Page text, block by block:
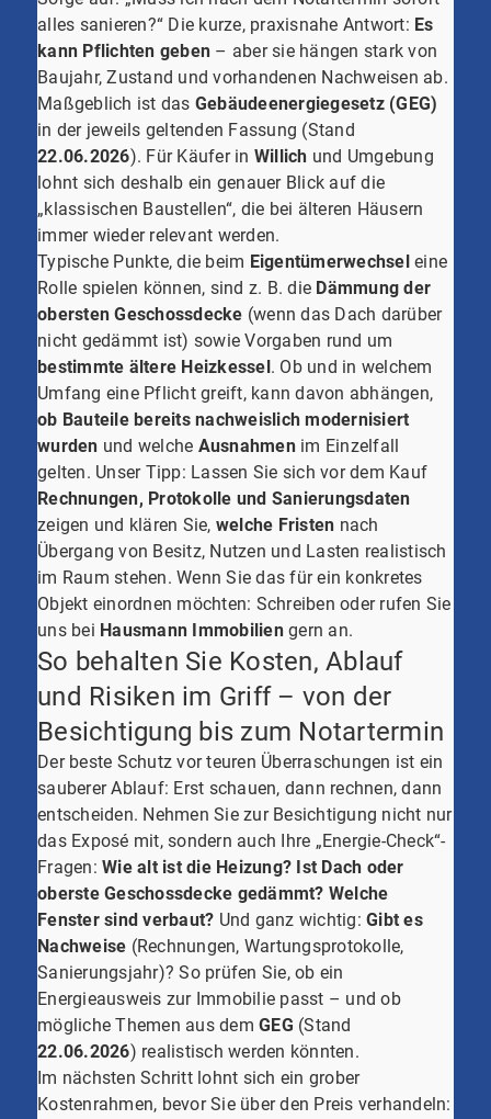
alles sanieren?“ Die kurze, praxisnahe Antwort: Es
kann Pflichten geben – aber sie hängen stark von
Baujahr, Zustand und vorhandenen Nachweisen ab.
Maßgeblich ist das Gebäudeenergiegesetz (GEG)
in der jeweils geltenden Fassung (Stand
22.06.2026). Für Käufer in Willich und Umgebung
lohnt sich deshalb ein genauer Blick auf die
„klassischen Baustellen“, die bei älteren Häusern
immer wieder relevant werden.
Typische Punkte, die beim Eigentümerwechsel eine
Rolle spielen können, sind z. B. die Dämmung der
obersten Geschossdecke (wenn das Dach darüber
nicht gedämmt ist) sowie Vorgaben rund um
bestimmte ältere Heizkessel . Ob und in welchem
Umfang eine Pflicht greift, kann davon abhängen,
ob Bauteile bereits nachweislich modernisiert
wurden und welche Ausnahmenim Einzelfall
gelten. Unser Tipp: Lassen Sie sich vor dem Kauf
Rechnungen, Protokolle und Sanierungsdaten
zeigen und klären Sie, welche Fristen nach
Übergang von Besitz, Nutzen und Lasten realistisch
im Raum stehen. Wenn Sie das für ein konkretes
Objekt einordnen möchten: Schreiben oder rufen Sie
uns bei Hausmann Immobiliengern an.
So behalten Sie Kosten, Ablauf
und Risiken im Griff – von der
Besichtigung bis zum Notartermin
Der beste Schutz vor teuren Überraschungen ist ein
sauberer Ablauf: Erst schauen, dann rechnen, dann
entscheiden. Nehmen Sie zur Besichtigung nicht nur
das Exposé mit, sondern auch Ihre „Energie-Check“-
Fragen:Wie alt ist die Heizung? Ist Dach oder
oberste Geschossdecke gedämmt? Welche
Fenster sind verbaut? Und ganz wichtig:Gibt es
Nachweise (Rechnungen, Wartungsprotokolle,
Sanierungsjahr)? So prüfen Sie, ob ein
Energieausweis zur Immobilie passt – und ob
mögliche Themen aus demGEG (Stand
22.06.2026) realistisch werden könnten.
Im nächsten Schritt lohnt sich ein grober
Kostenrahmen, bevor Sie über den Preis verhandeln: